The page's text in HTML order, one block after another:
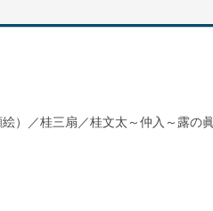
）／桂三扇／桂文太～仲入～露の